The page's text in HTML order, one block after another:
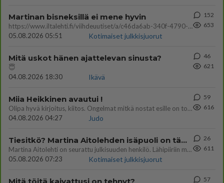
Martinan bisneksillä ei mene hyvin
https://www.iltalehti.fi/viihdeuutiset/a/c46da6ab-340f-4790-aaa7-0865eed2336 Yrityksen konkurssihakemus on tullut kärä
05.08.2026 05:51
Kotimaiset julkkisjuorut
152
653
Mitä uskot hänen ajattelevan sinusta?
😇
04.08.2026 18:30
Ikävä
46
621
Miia Heikkinen avautui !
Olipa hyvä kirjoitus, kiitos. Ongelmat mitkä nostat esille on todellisia ja tämä ylimielisyys totta ja se näkyy kaikessa
04.08.2026 04:27
Judo
59
616
Tiesitkö? Martina Aitolehden isäpuoli on tämä suosittu laulaja
Martina Aitolehti on seurattu julkisuuden henkilö. Lähipiiriin mahtuu muitakin tunnettuja henkilöitä. Tiesitkö, että Ma
05.08.2026 07:23
Kotimaiset julkkisjuorut
26
611
57